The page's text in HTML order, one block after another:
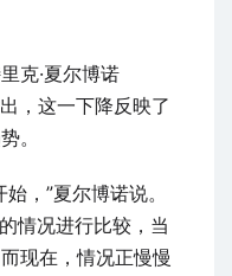
克·夏尔博诺
，这一下降反映了
。
，”夏尔博诺说。
情况进行比较，当
现在，情况正慢慢